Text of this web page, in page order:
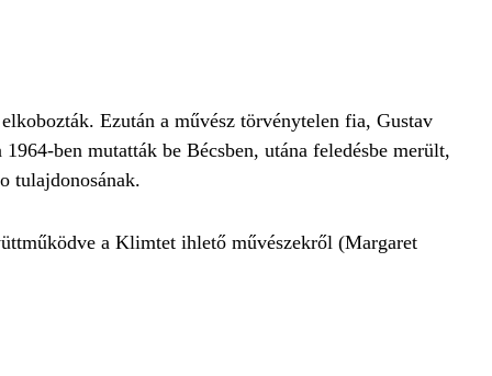
Ezután a művész törvénytelen fia, Gustav
ben mutatták be Bécsben, utána feledésbe merült,
tulajdonosának.
a Klimtet ihlető művészekről (Margaret